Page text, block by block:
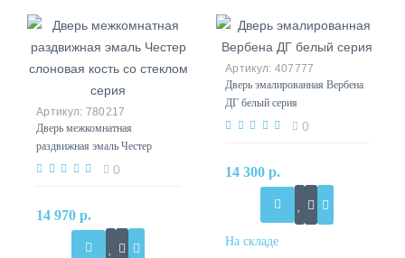
780217
Дверь межкомнатная
раздвижная эмаль Честер
слоновая кость со стеклом
0
14 970 р.
407777
Дверь эмалированная Вербена
ДГ белый серия
0
14 300 р.